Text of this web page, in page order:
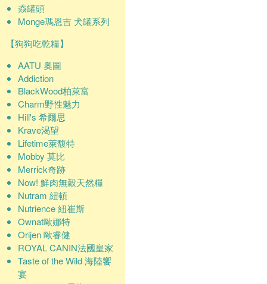
猋罐頭
Monge瑪恩吉 犬罐系列
【狗狗吃乾糧】
AATU 奧圖
Addiction
BlackWood柏萊富
Charm野性魅力
Hill's 希爾思
Krave渴望
Lifetime萊馥特
Mobby 莫比
Merrick奇跡
Now! 鮮肉無穀天然糧
Nutram 紐頓
Nutrience 紐崔斯
Ownat歐娜特
Orijen 歐睿健
ROYAL CANIN法國皇家
Taste of the Wild 海陸饗
宴